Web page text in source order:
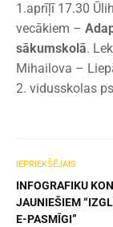
1.aprīļī 17.30
vecākiem –
sākumskolā.
Mihailova –
2. vidusskolas
IEPRIEKŠĒJAIS
INFOGRAFIKU
JAUNIEŠIEM
E-PASMĪGI”